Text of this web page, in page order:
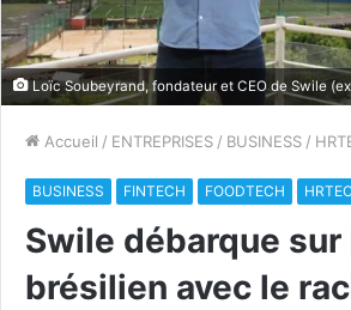
Loïc Soubeyrand, fondateur et CEO de Swile
Accueil / ENTREPRISES / BUSINESS /
BUSINESS FINTECH FOODTECH
Swile débarque sur
brésilien avec le